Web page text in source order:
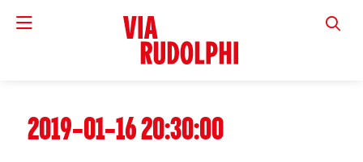
VIA
2019-01-16 20:30:00